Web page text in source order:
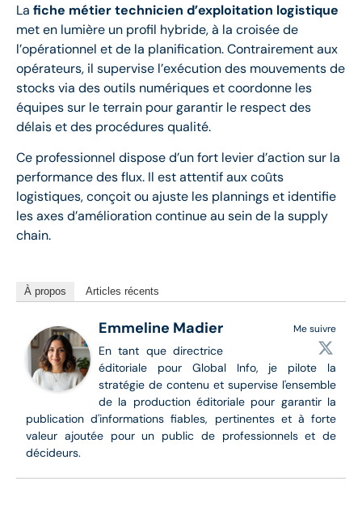
La fiche métier technicien d’exploitation logistique
met en lumière un profil hybride, à la croisée de
l’opérationnel et de la planification. Contrairement aux
opérateurs, il supervise l’exécution des mouvements de
stocks via des outils numériques et coordonne les
équipes sur le terrain pour garantir le respect des
délais et des procédures qualité.
Ce professionnel dispose d’un fort levier d’action sur la
performance des flux. Il est attentif aux coûts
logistiques, conçoit ou ajuste les plannings et identifie
les axes d’amélioration continue au sein de la supply
chain.
À propos Articles récents
Me suivre
Emmeline Madier
En tant que directrice
éditoriale pour Global Info, je pilote la
stratégie de contenu et supervise l'ensemble
de la production éditoriale pour garantir la
publication d'informations fiables, pertinentes et à forte
valeur ajoutée pour un public de professionnels et de
décideurs.